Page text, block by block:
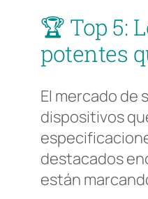
🏆 Top 5:
potentes
El mercado de
dispositivos
destacados
están